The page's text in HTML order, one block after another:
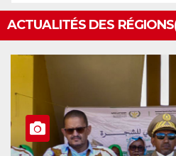
ACTUALITÉS DES